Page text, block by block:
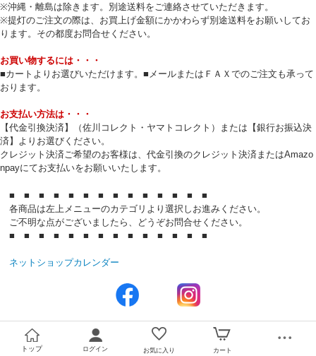
※沖縄・離島は除きます。別途送料をご連絡させていただきます。
※提灯のご注文の際は、お買上げ金額にかかわらず別途送料をお願いしてお
ります。その都度お問合せください。
お買い物するには・・・
■カートよりお選びいただけます。■メールまたはＦＡＸでのご注文も承って
おります。
お支払い方法は・・・
【代金引換決済】（佐川コレクト・ヤマトコレクト）または【銀行お振込決
済】よりお選びください。
クレジット決済ご希望のお客様は、代金引換のクレジット決済またはAmazo
npayにてお支払いをお願いいたします。
■ ■ ■ ■ ■ ■ ■ ■ ■ ■ ■ ■ ■ ■
各商品は左上メニューのカテゴリより選択しお進みください。
ご不明な点がございましたら、どうぞお問合せください。
■ ■ ■ ■ ■ ■ ■ ■ ■ ■ ■ ■ ■ ■
ネットショップカレンダー
トップ ログイン お気に入り カート